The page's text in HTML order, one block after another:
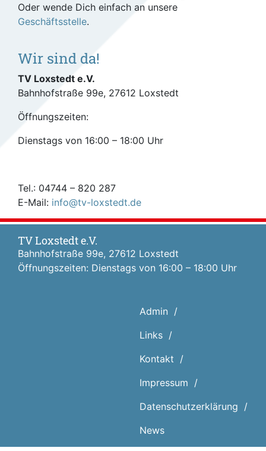
Oder wende Dich einfach an unsere
Geschäftsstelle.
Wir sind da!
TV Loxstedt e.V.
Bahnhofstraße 99e, 27612 Loxstedt
Öffnungszeiten:
Dienstags von 16:00 – 18:00 Uhr
Tel.: 04744 – 820 287
E-Mail: info@tv-loxstedt.de
TV Loxstedt e.V.
Bahnhofstraße 99e, 27612 Loxstedt
Öffnungszeiten: Dienstags von 16:00 – 18:00 Uhr
Admin
Links
Kontakt
Impressum
Datenschutz­erklärung
News